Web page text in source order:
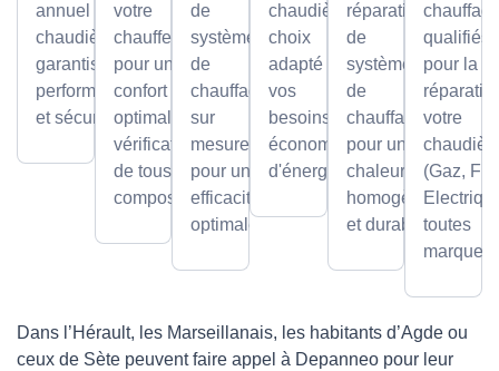
annuel pour
chaudières,
garantissant
performance
et sécurité.
votre
chauffe-eau
pour un
confort
optimal avec
vérification
de tous les
composants.
de
systèmes
de
chauffage
sur
mesure,
pour une
efficacité
optimale.
chaudières,
choix
adapté à
vos
besoins et
économies
d'énergie.
réparation
de
systèmes
de
chauffage
pour une
chaleur
homogène
et durable.
qualifiés
pour la
votre
(Gaz,
toutes
marques.
Dans l’Hérault, les Marseillanais, les habitants d’Agde ou
ceux de Sète peuvent faire appel à Depanneo pour leur